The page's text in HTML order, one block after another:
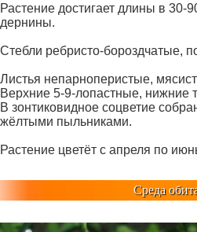
Растение достигает длины в 30-
дернины.
Стебли ребристо-бороздчатые,
Листья непарноперистые,
Верхние 5-9-лопастные, нижние
В зонтиковидное соцветие
жёлтыми пыльниками.
Растение цветёт с апреля по
Среда